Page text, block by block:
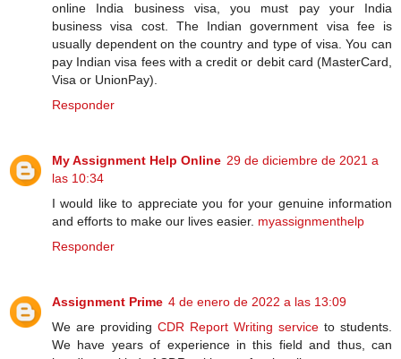
online India business visa, you must pay your India
business visa cost. The Indian government visa fee is
usually dependent on the country and type of visa. You can
pay Indian visa fees with a credit or debit card (MasterCard,
Visa or UnionPay).
Responder
My Assignment Help Online 29 de diciembre de 2021 a
las 10:34
I would like to appreciate you for your genuine information
and efforts to make our lives easier. myassignmenthelp
Responder
Assignment Prime 4 de enero de 2022 a las 13:09
We are providing CDR Report Writing service to students.
We have years of experience in this field and thus, can